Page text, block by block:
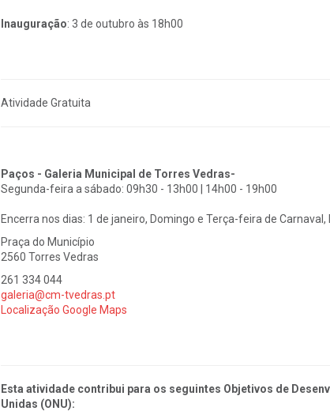
Inauguração: 3 de outubro às 18h00
Atividade Gratuita
Paços - Galeria Municipal de Torres Vedras-
Segunda-feira a sábado: 09h30 - 13h00 | 14h00 - 19h00
Encerra nos dias: 1 de janeiro, Domingo e Terça-feira de
Praça do Município
2560 Torres Vedras
261 334 044
galeria@cm-tvedras.pt
Localização Google Maps
Esta atividade contribui para os seguintes Objetivos de
Unidas (ONU):